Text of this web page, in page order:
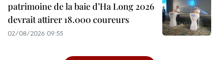
patrimoine de la baie d’Ha Long 2026
devrait attirer 18.000 coureurs
02/08/2026 09:55